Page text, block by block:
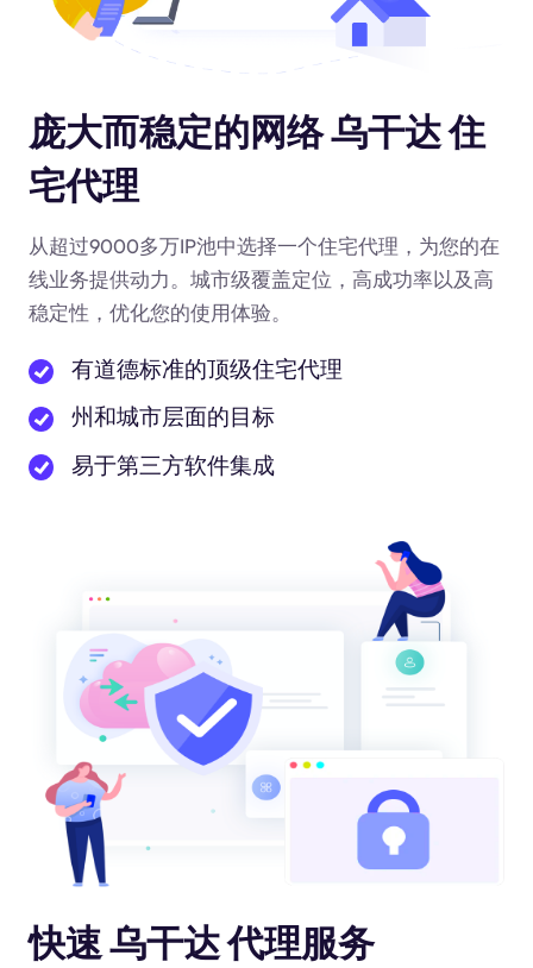
庞大而稳定的网络 乌干达 住
宅代理
从超过9000多万IP池中选择一个住宅代理，为您的在
线业务提供动力。城市级覆盖定位，高成功率以及高
稳定性，优化您的使用体验。
有道德标准的顶级住宅代理
州和城市层面的目标
易于第三方软件集成
快速 乌干达 代理服务